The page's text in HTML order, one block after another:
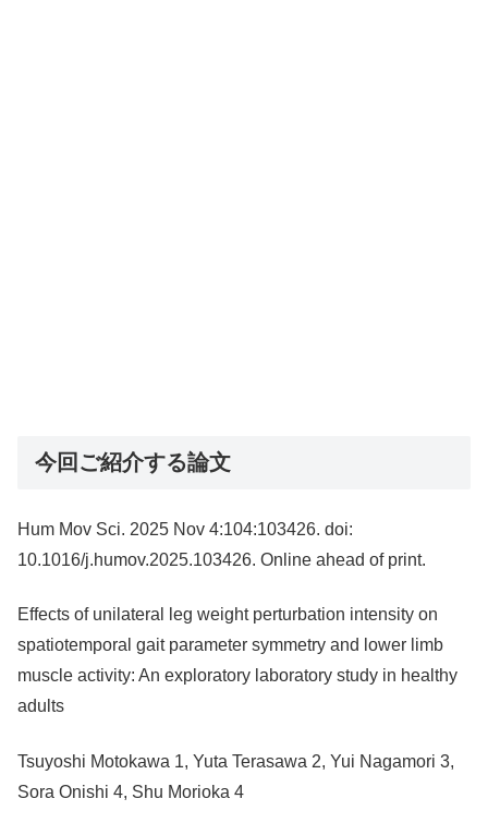
今回ご紹介する論文
Hum Mov Sci. 2025 Nov 4:104:103426. doi:
10.1016/j.humov.2025.103426. Online ahead of print.
Effects of unilateral leg weight perturbation intensity on
spatiotemporal gait parameter symmetry and lower limb
muscle activity: An exploratory laboratory study in healthy
adults
Tsuyoshi Motokawa 1, Yuta Terasawa 2, Yui Nagamori 3,
Sora Onishi 4, Shu Morioka 4